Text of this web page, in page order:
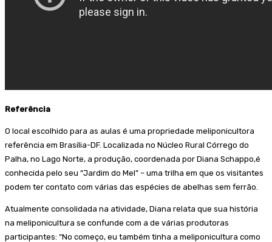
Referência
O local escolhido para as aulas é uma propriedade meliponicultora
referência em Brasília-DF. Localizada no Núcleo Rural Córrego do
Palha, no Lago Norte, a produção, coordenada por Diana Schappo,é
conhecida pelo seu “Jardim do Mel” – uma trilha em que os visitantes
podem ter contato com várias das espécies de abelhas sem ferrão.
Atualmente consolidada na atividade, Diana relata que sua história
na meliponicultura se confunde com a de várias produtoras
participantes: “No começo, eu também tinha a meliponicultura como